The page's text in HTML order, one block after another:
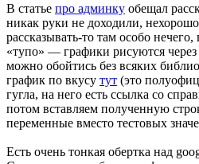
В статье про админку обещал
никак руки не доходили,
рассказывать-то там особо
«тупо» — графики рисуются
можно обойтись без всяких
график по вкусу тут (это
гугла, на него есть ссылка со
потом вставляем полученную
переменные вместо тестовых
Есть очень тонкая обертка над